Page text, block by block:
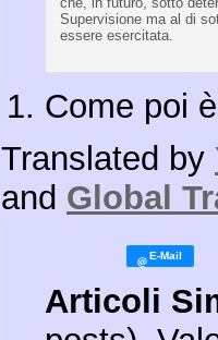
Supervisione ma al di
essere esercitata.
Come poi
Translated by
and Global
Articoli